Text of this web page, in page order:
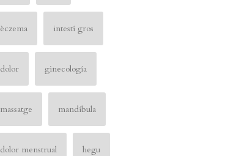
èczema intestí gros
dolor ginecología
massatge mandíbula
dolor menstrual hegu